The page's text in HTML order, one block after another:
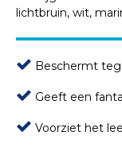
lichtbruin, wit,
Beschermt
Geeft een
Voorziet het